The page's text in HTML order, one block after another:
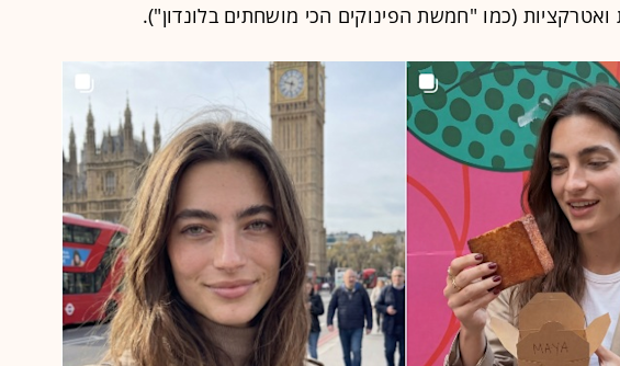
(כמו "חמשת הפינוקים הכי מושחתים בלונדון").